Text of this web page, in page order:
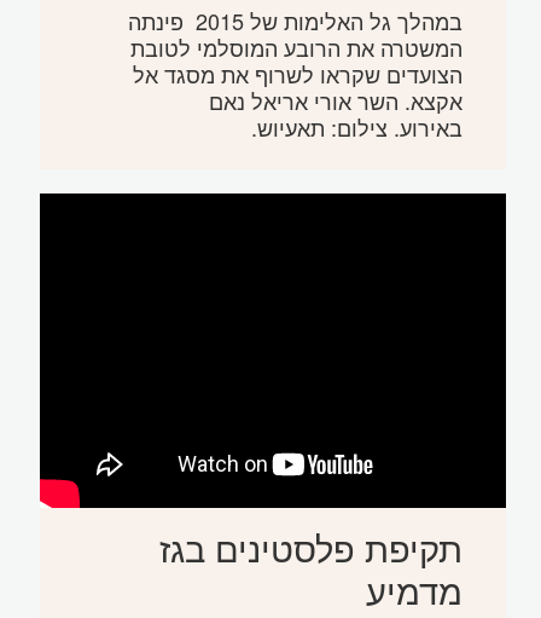
במהלך גל האלימות של 2015 פינתה
המשטרה את הרובע המוסלמי לטובת
הצועדים שקראו לשרוף את מסגד אל
אקצא. השר אורי אריאל נאם
באירוע. צילום: תאעיוש.
תקיפת פלסטינים בגז
מדמיע